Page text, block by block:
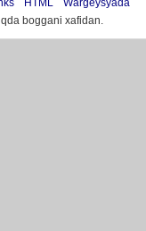
HTML
Wargeysyada
boggani xafidan.